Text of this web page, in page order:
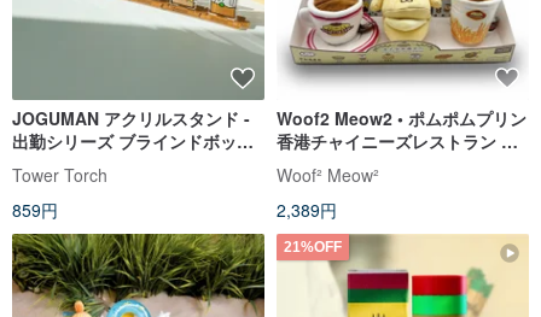
JOGUMAN アクリルスタンド -
出勤シリーズ ブラインドボック
ス（全 7 種ランダム出荷）
Tower Torch
859円
Woof2 Meow2 • ポムポムプリン
香港チャイニーズレストラン ペ
ット＆オーナー兼用おもちゃブ
ラインドボックス
Woof² Meow²
2,389円
21%OFF